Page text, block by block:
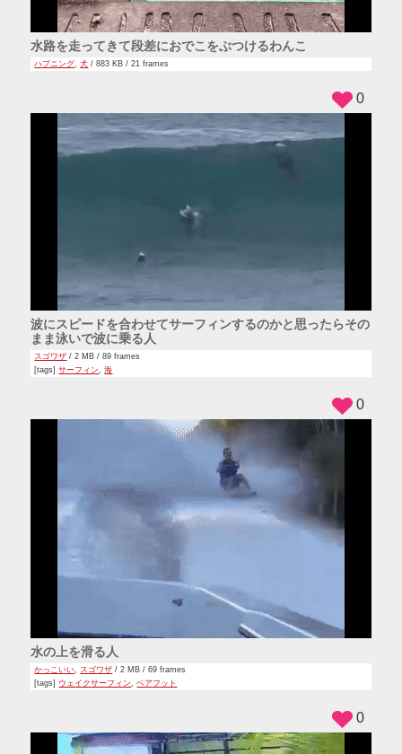
水路を走ってきて段差におでこをぶつけるわんこ
ハプニング ,犬 / 883 KB / 21 frames
波にスピードを合わせてサーフィンするのかと思ったらその
まま泳いで波に乗る人
スゴワザ / 2 MB / 89 frames
[tags]サーフィン ,海
0
水の上を滑る人
かっこいい, スゴワザ / 2 MB / 69 frames
[tags] ウェイクサーフィン,ベアフット
0
0